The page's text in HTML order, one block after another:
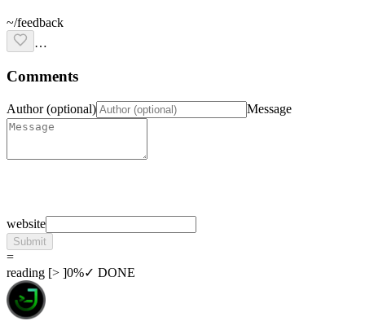
~/feedback
…
Comments
Author (optional) Message
website
Submit
=
reading [> ]0%✓ DONE